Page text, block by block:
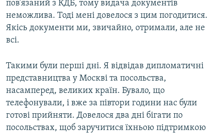
пов’язаний з КДБ, тому видача документів
неможлива. Тоді мені довелося з цим погодитися.
Якісь документи ми, звичайно, отримали, але не
всі.
Такими були перші дні. Я відвідав дипломатичні
представництва у Москві та посольства,
насамперед, великих країн. Бувало, що
телефонували, і вже за півтори години нас були
готові прийняти. Довелося два дні бігати по
посольствах, щоб заручитися їхньою підтримкою